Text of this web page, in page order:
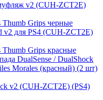
v2 (CUH-ZCT2E)
Grips черные
v2 для PS4 (CUH-ZCT2E)
Grips красные
DualSense / DualShock
Morales (красный) (2 шт)
v2 (CUH-ZCT2E) (PS4)